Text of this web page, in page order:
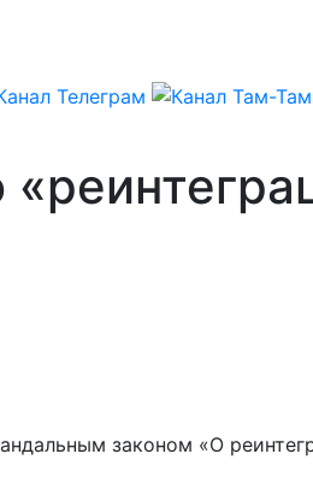
законом «О